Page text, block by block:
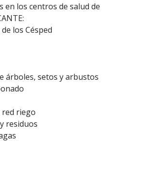
los centros de salud de
los Césped
árboles, setos y arbustos
riego
residuos